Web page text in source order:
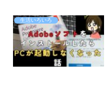
生活いろいろ